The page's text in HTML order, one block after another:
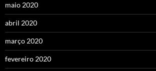
maio 2020
abril 2020
março 2020
fevereiro 2020